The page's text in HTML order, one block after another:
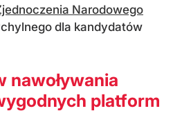
Narodowego
dla kandydatów
nawoływania
platform